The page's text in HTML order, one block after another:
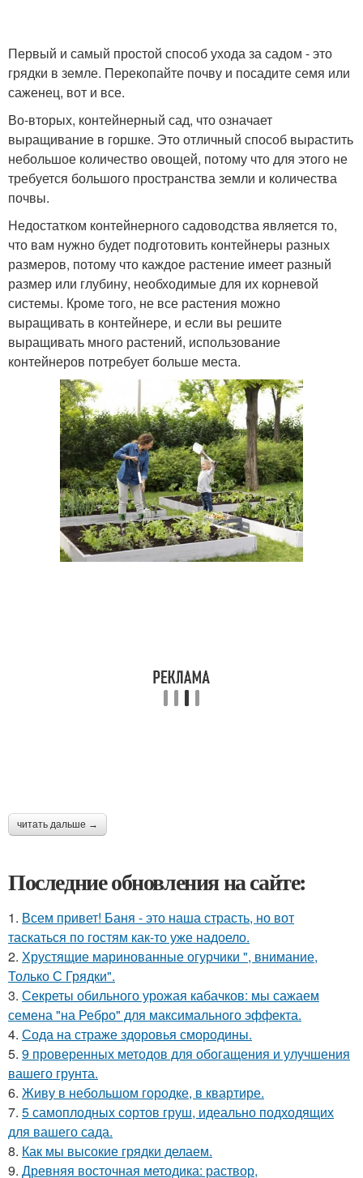
Первый и самый простой способ ухода за садом - это
грядки в земле. Перекопайте почву и посадите семя или
саженец, вот и все.
Во-вторых, контейнерный сад, что означает
выращивание в горшке. Это отличный способ вырастить
небольшое количество овощей, потому что для этого не
требуется большого пространства земли и количества
почвы.
Недостатком контейнерного садоводства является то,
что вам нужно будет подготовить контейнеры разных
размеров, потому что каждое растение имеет разный
размер или глубину, необходимые для их корневой
системы. Кроме того, не все растения можно
выращивать в контейнере, и если вы решите
выращивать много растений, использование
контейнеров потребует больше места.
читать дальше →
Последние обновления на сайте:
1. Всем привет! Баня - это наша страсть, но вот
таскаться по гостям как-то уже надоело.
2. Хрустящие маринованные огурчики ", внимание,
Только С Грядки".
3. Секреты обильного урожая кабачков: мы сажаем
семена "на Ребро" для максимального эффекта.
4. Сода на страже здоровья смородины.
5. 9 проверенных методов для обогащения и улучшения
вашего грунта.
6. Живу в небольшом городке, в квартире.
7. 5 самоплодных сортов груш, идеально подходящих
для вашего сада.
8. Как мы высокие грядки делаем.
9. Древняя восточная методика: раствор,